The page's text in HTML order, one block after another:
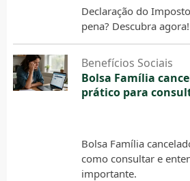
Declaração do
pena? Descubra agora!
Benefícios Sociais
Bolsa Família
prático para
Bolsa Família
como consultar e
importante.